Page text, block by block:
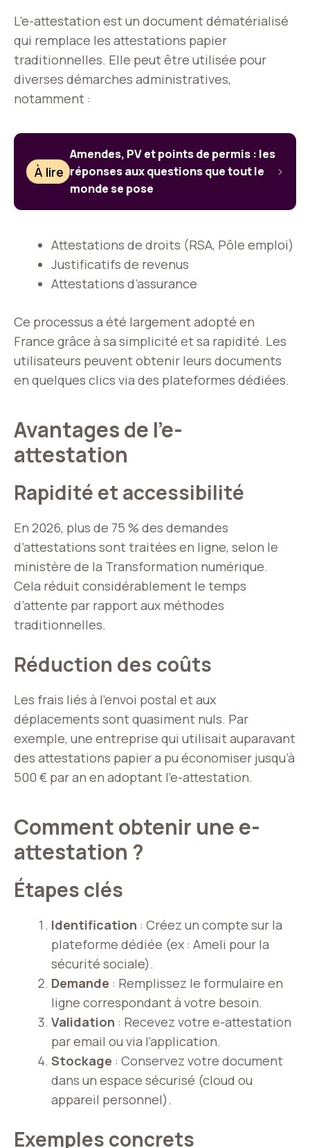
L’e-attestation est un document dématérialisé
qui remplace les attestations papier
traditionnelles. Elle peut être utilisée pour
diverses démarches administratives,
notamment :
À lire
Amendes, PV et points de permis : les
réponses aux questions que tout le
monde se pose
Attestations de droits (RSA, Pôle emploi)
Justificatifs de revenus
Attestations d’assurance
Ce processus a été largement adopté en
France grâce à sa simplicité et sa rapidité. Les
utilisateurs peuvent obtenir leurs documents
en quelques clics via des plateformes dédiées.
Avantages de l’e-
attestation
Rapidité et accessibilité
En 2026, plus de 75 % des demandes
d’attestations sont traitées en ligne, selon le
ministère de la Transformation numérique.
Cela réduit considérablement le temps
d’attente par rapport aux méthodes
traditionnelles.
Réduction des coûts
Les frais liés à l’envoi postal et aux
déplacements sont quasiment nuls. Par
exemple, une entreprise qui utilisait auparavant
des attestations papier a pu économiser jusqu’à
500 € par an en adoptant l’e-attestation.
Comment obtenir une e-
attestation ?
Étapes clés
Identification : Créez un compte sur la
plateforme dédiée (ex : Ameli pour la
sécurité sociale).
Demande : Remplissez le formulaire en
ligne correspondant à votre besoin.
Validation : Recevez votre e-attestation
par email ou via l’application.
Stockage : Conservez votre document
dans un espace sécurisé (cloud ou
appareil personnel).
Exemples concrets